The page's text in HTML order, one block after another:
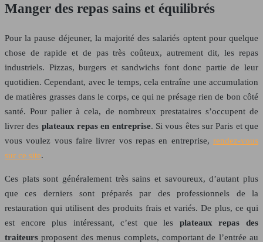
Manger des repas sains et équilibrés
Pour la pause déjeuner, la majorité des salariés optent pour quelque
chose de rapide et de pas très coûteux, autrement dit, les repas
industriels. Pizzas, burgers et sandwichs font donc partie de leur
quotidien. Cependant, avec le temps, cela entraîne une accumulation
de matières grasses dans le corps, ce qui ne présage rien de bon côté
santé. Pour palier à cela, de nombreux prestataires s’occupent de
livrer des plateaux repas en entreprise. Si vous êtes sur Paris et que
vous voulez vous faire livrer vos repas en entreprise, rendez-vous
sur ce site.
Ces plats sont généralement très sains et savoureux, d’autant plus
que ces derniers sont préparés par des professionnels de la
restauration qui utilisent des produits frais et variés. De plus, ce qui
est encore plus intéressant, c’est que les plateaux repas des
traiteursproposent des menus complets, comportant de l’entrée au